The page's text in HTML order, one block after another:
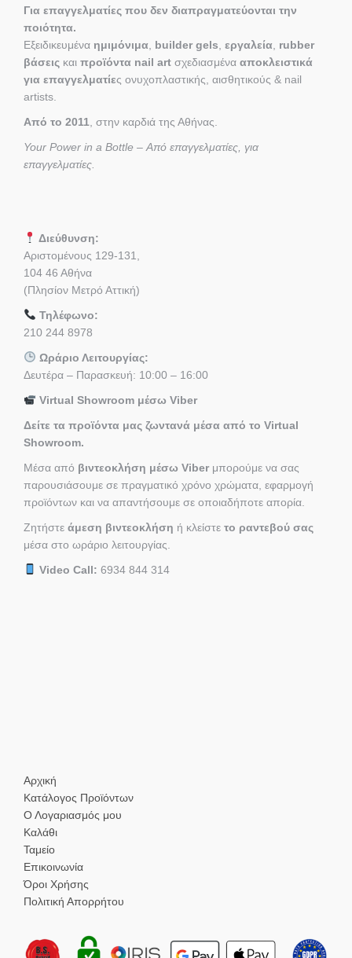
Για επαγγελματίες που δεν διαπραγματεύονται την
ποιότητα.
Εξειδικευμένα ημιμόνιμα builder gels εργαλεία rubber
βάσεις και προϊόντα nail art σχεδιασμένα αποκλειστικά
για επαγγελματίες ονυχοπλαστικής, αισθητικούς & nail
artists.
Από το 2011 , στην καρδιά της Αθήνας.
Your Power in a Bottle – Από επαγγελματίες, για
επαγγελματίες.
Διεύθυνση:
Αριστομένους 129-131,
104 46 Αθήνα
(Πλησίον Μετρό Αττική)
Τηλέφωνο:
210 244 8978
Ωράριο Λειτουργίας:
Δευτέρα – Παρασκευή: 10:00 – 16:00
Virtual Showroom μέσω Viber
Δείτε τα προϊόντα μας ζωντανά μέσα από το Virtual
Showroom.
Μέσα από βιντεοκλήση μέσω Viber μπορούμε να σας
παρουσιάσουμε σε πραγματικό χρόνο χρώματα, εφαρμογή
προϊόντων και να απαντήσουμε σε οποιαδήποτε απορία.
Ζητήστε άμεση βιντεοκλήση ή κλείστε το ραντεβού σας
μέσα στο ωράριο λειτουργίας.
Video Call: 6934 844 314
Αρχική
Κατάλογος Προϊόντων
Ο Λογαριασμός μου
Καλάθι
Ταμείο
Επικοινωνία
Όροι Χρήσης
Πολιτική Απορρήτου